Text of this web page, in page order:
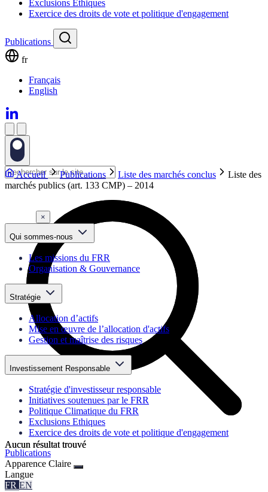
Exclusions Ethiques
Exercice des droits de vote et politique d'engagement
Publications
fr
Français
English
Aucun résultat trouvé
Aucun résultat trouvé
Accueil Publications Liste des marchés conclus
Liste des
marchés publics (art. 133 CMP) – 2014
×
Qui sommes-nous
Les missions du FRR
Organisation & Gouvernance
Stratégie
Allocation d’actifs
Mise en œuvre de l’allocation d'actifs
Gestion et maîtrise des risques
Investissement Responsable
Stratégie d'investisseur responsable
Initiatives soutenues par le FRR
Politique Climatique du FRR
Exclusions Ethiques
Exercice des droits de vote et politique d'engagement
Publications
Apparence Claire
Langue
FR EN